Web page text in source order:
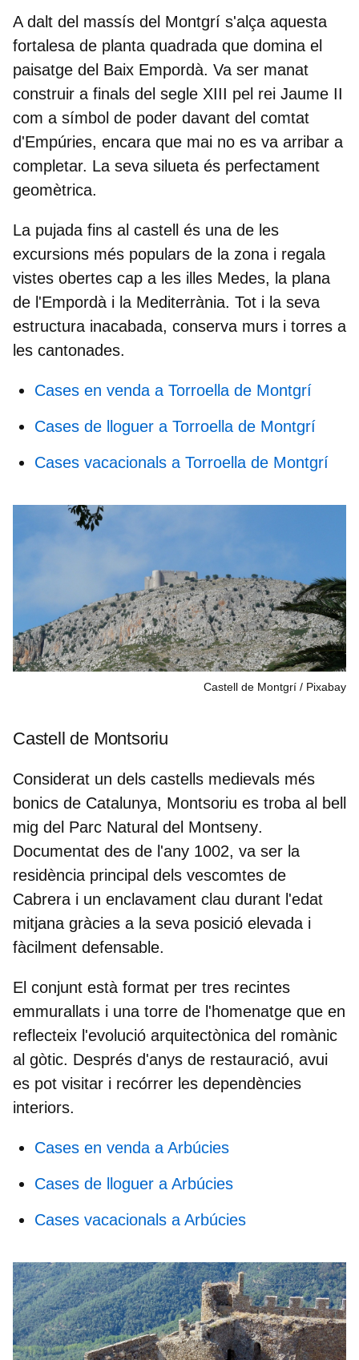
A dalt del massís del Montgrí s'alça aquesta
fortalesa de planta quadrada que domina el
paisatge del Baix Empordà. Va ser manat
construir a finals del segle XIII pel rei Jaume II
com a símbol de poder davant del comtat
d'Empúries, encara que mai no es va arribar a
completar. La seva silueta és perfectament
geomètrica.
La pujada fins al castell és una de les
excursions més populars de la zona i regala
vistes obertes cap a les illes Medes, la plana
de l'Empordà i la Mediterrània. Tot i la seva
estructura inacabada, conserva murs i torres a
les cantonades.
Cases en venda a Torroella de Montgrí
Cases de lloguer a Torroella de Montgrí
Cases vacacionals a Torroella de Montgrí
Castell de Montgrí Pixabay
Castell de Montsoriu
Considerat un dels castells medievals més
bonics de Catalunya, Montsoriu es troba al bell
mig del Parc Natural del Montseny.
Documentat des de l'any 1002, va ser la
residència principal dels vescomtes de
Cabrera i un enclavament clau durant l'edat
mitjana gràcies a la seva posició elevada i
fàcilment defensable.
El conjunt està format per tres recintes
emmurallats i una torre de l'homenatge que en
reflecteix l'evolució arquitectònica del romànic
al gòtic. Després d'anys de restauració, avui
es pot visitar i recórrer les dependències
interiors.
Cases en venda a Arbúcies
Cases de lloguer a Arbúcies
Cases vacacionals a Arbúcies